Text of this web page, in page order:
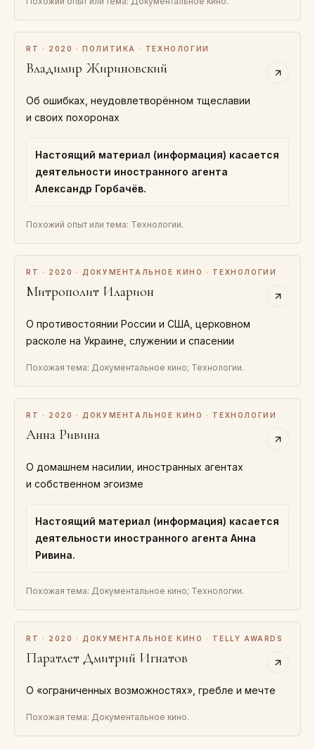
RT · 2020 · ПОЛИТИКА · ТЕХНОЛОГИИ
Владимир Жириновский
Об ошибках, неудовлетворённом тщеславии
и своих похоронах
Настоящий материал (информация) касается
деятельности иностранного агента
Александр Горбачёв.
Похожий опыт или тема: Технологии.
RT · 2020 · ДОКУМЕНТАЛЬНОЕ КИНО · ТЕХНОЛОГИИ
Митрополит Иларион
О противостоянии России и США, церковном
расколе на Украине, служении и спасении
Похожая тема: Документальное кино; Технологии.
RT · 2020 · ДОКУМЕНТАЛЬНОЕ КИНО · ТЕХНОЛОГИИ
Анна Ривина
О домашнем насилии, иностранных агентах
и собственном эгоизме
Настоящий материал (информация) касается
деятельности иностранного агента Анна
Ривина.
Похожая тема: Документальное кино; Технологии.
RT · 2020 · ДОКУМЕНТАЛЬНОЕ КИНО · TELLY AWARDS
Паратлет Дмитрий Игнатов
О «ограниченных возможностях», гребле и мечте
Похожая тема: Документальное кино.